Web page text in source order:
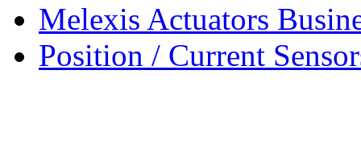
Melexis Actuators
Position / Current